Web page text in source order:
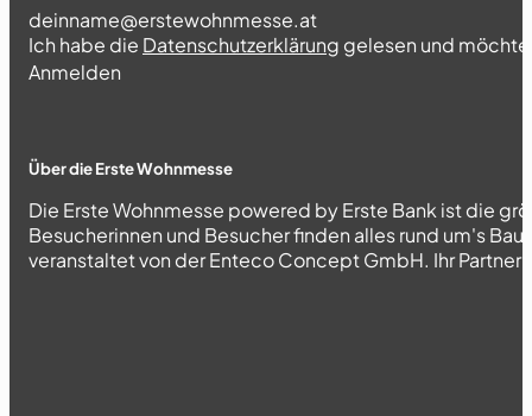
Section
Ich habe die Datenschutzerklärung gelesen und
Abschnitt
Anmelden
Über die Erste Wohnmesse
Die Erste Wohnmesse powered by Erste Bank ist die
Besucherinnen und Besucher finden alles rund um's
veranstaltet von der Enteco Concept GmbH. Ihr Partner